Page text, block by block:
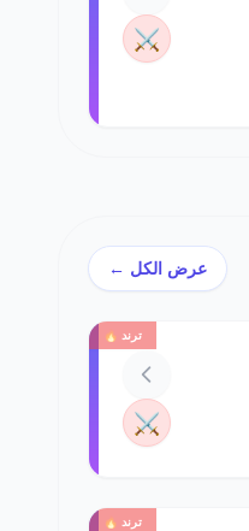
⚔️
عرض الكل ←
ترند 🔥
⚔️
ترند 🔥